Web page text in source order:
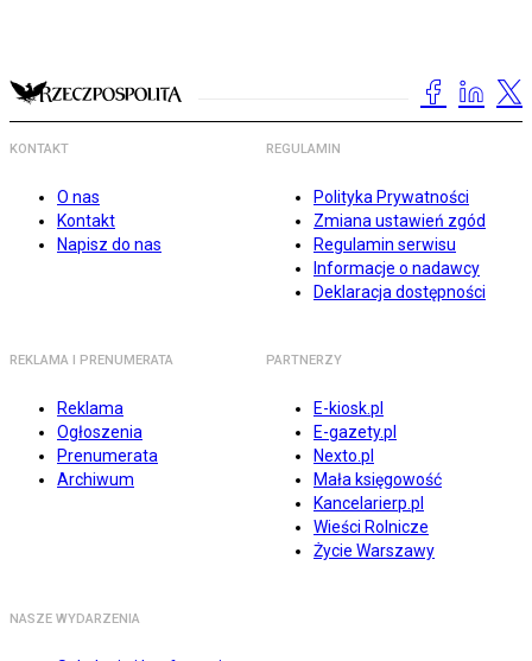
KONTAKT
O nas
Kontakt
Napisz do nas
REGULAMIN
Polityka Prywatności
Zmiana ustawień zgód
Regulamin serwisu
Informacje o nadawcy
Deklaracja dostępności
REKLAMA I PRENUMERATA
Reklama
Ogłoszenia
Prenumerata
Archiwum
PARTNERZY
E-kiosk.pl
E-gazety.pl
Nexto.pl
Mała księgowość
Kancelarierp.pl
Wieści Rolnicze
Życie Warszawy
NASZE WYDARZENIA